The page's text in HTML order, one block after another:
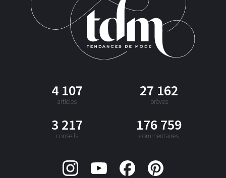
4 107
articles
27 162
brèves
3 217
conseils
176 759
commentaires